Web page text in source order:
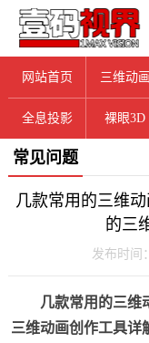
网站首页 三维动画
全息投影 裸眼3D
常见问题
几款常用的三维
的三
发布时间
几款常用的三维
三维动画创作工具详